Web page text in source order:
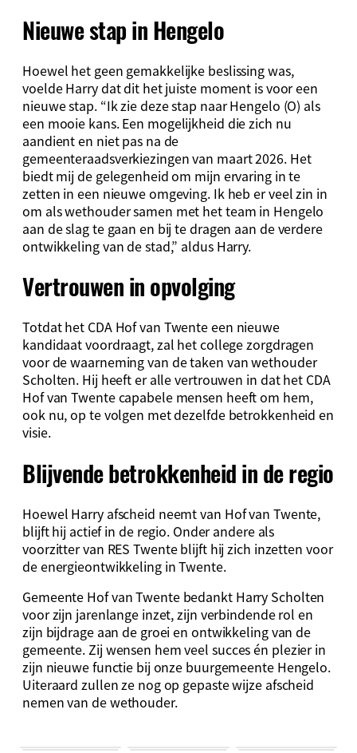
Nieuwe stap in Hengelo
Hoewel het geen gemakkelijke beslissing was,
voelde Harry dat dit het juiste moment is voor een
nieuwe stap. “Ik zie deze stap naar Hengelo (O) als
een mooie kans. Een mogelijkheid die zich nu
aandient en niet pas na de
gemeenteraadsverkiezingen van maart 2026. Het
biedt mij de gelegenheid om mijn ervaring in te
zetten in een nieuwe omgeving. Ik heb er veel zin in
om als wethouder samen met het team in Hengelo
aan de slag te gaan en bij te dragen aan de verdere
ontwikkeling van de stad,” aldus Harry.
Vertrouwen in opvolging
Totdat het CDA Hof van Twente een nieuwe
kandidaat voordraagt, zal het college zorgdragen
voor de waarneming van de taken van wethouder
Scholten. Hij heeft er alle vertrouwen in dat het CDA
Hof van Twente capabele mensen heeft om hem,
ook nu, op te volgen met dezelfde betrokkenheid en
visie.
Blijvende betrokkenheid in de regio
Hoewel Harry afscheid neemt van Hof van Twente,
blijft hij actief in de regio. Onder andere als
voorzitter van RES Twente blijft hij zich inzetten voor
de energieontwikkeling in Twente.
Gemeente Hof van Twente bedankt Harry Scholten
voor zijn jarenlange inzet, zijn verbindende rol en
zijn bijdrage aan de groei en ontwikkeling van de
gemeente. Zij wensen hem veel succes én plezier in
zijn nieuwe functie bij onze buurgemeente Hengelo.
Uiteraard zullen ze nog op gepaste wijze afscheid
nemen van de wethouder.